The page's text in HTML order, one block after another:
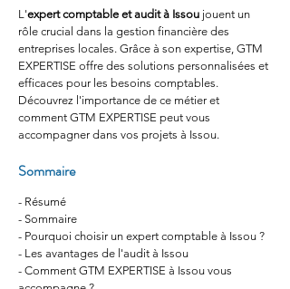
L'expert comptable et audit à Issou jouent un
rôle crucial dans la gestion financière des
entreprises locales. Grâce à son expertise, GTM
EXPERTISE offre des solutions personnalisées et
efficaces pour les besoins comptables.
Découvrez l'importance de ce métier et
comment GTM EXPERTISE peut vous
accompagner dans vos projets à Issou.
Sommaire
- Résumé
- Sommaire
- Pourquoi choisir un expert comptable à Issou ?
- Les avantages de l'audit à Issou
- Comment GTM EXPERTISE à Issou vous